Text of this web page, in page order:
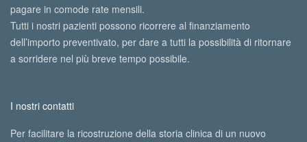
pagare in comode rate mensili.
Tutti i nostri pazienti possono ricorrere al finanziamento
dell’importo preventivato, per dare a tutti la possibilità di ritornare
a sorridere nel più breve tempo possibile.
I nostri contatti
Per facilitare la ricostruzione della storia clinica di un nuovo